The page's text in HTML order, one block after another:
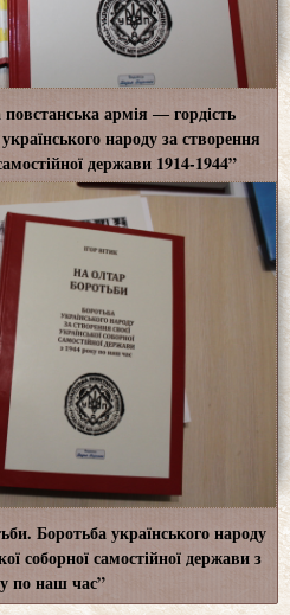
армія ― гордість
народу за створення
держави 1914-1944”
Боротьба українського народу
соборної самостійної держави з
по наш час”